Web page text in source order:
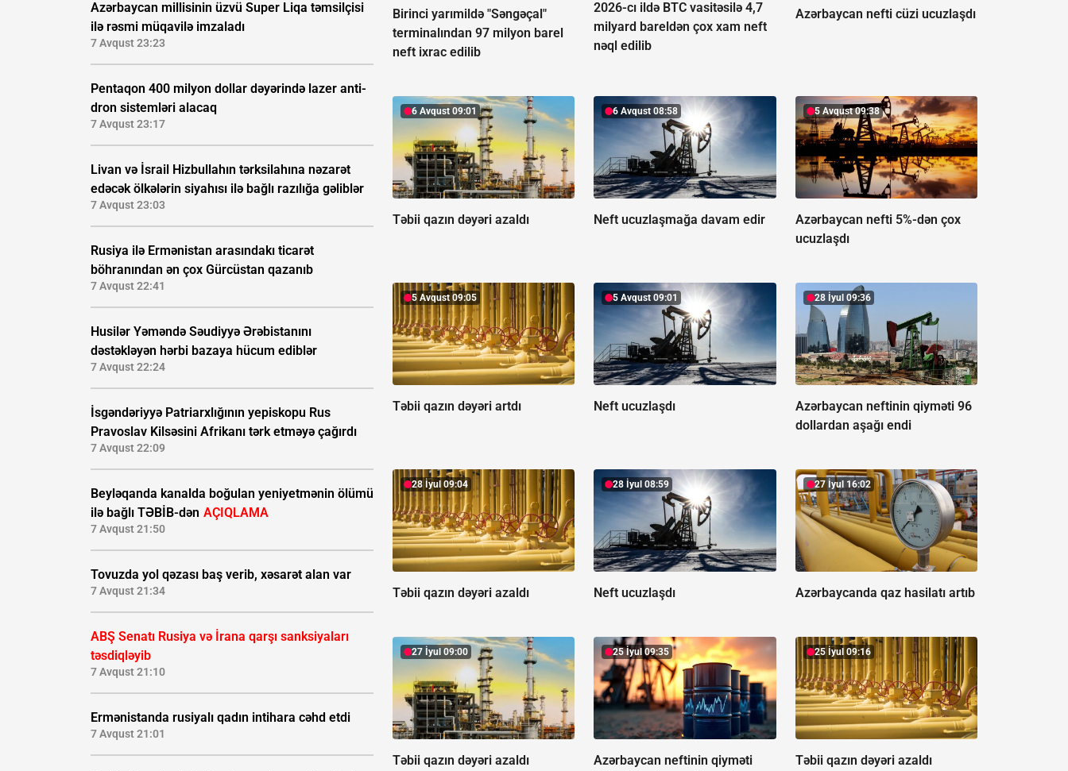
Azərbaycan millisinin üzvü Super Liqa təmsilçisi
ilə rəsmi müqavilə imzaladı
7 Avqust 23:23
Pentaqon 400 milyon dollar dəyərində lazer anti-
dron sistemləri alacaq
7 Avqust 23:17
Livan və İsrail Hizbullahın tərksilahına nəzarət
edəcək ölkələrin siyahısı ilə bağlı razılığa gəliblər
7 Avqust 23:03
Rusiya ilə Ermənistan arasındakı ticarət
böhranından ən çox Gürcüstan qazanıb
7 Avqust 22:41
Husilər Yəməndə Səudiyyə Ərəbistanını
dəstəkləyən hərbi bazaya hücum ediblər
7 Avqust 22:24
İsgəndəriyyə Patriarxlığının yepiskopu Rus
Pravoslav Kilsəsini Afrikanı tərk etməyə çağırdı
7 Avqust 22:09
Beyləqanda kanalda boğulan yeniyetmənin ölümü
ilə bağlı TƏBİB-dən AÇIQLAMA
7 Avqust 21:50
Tovuzda yol qəzası baş verib, xəsarət alan var
7 Avqust 21:34
ABŞ Senatı Rusiya və İrana qarşı sanksiyaları
təsdiqləyib
7 Avqust 21:10
Ermənistanda rusiyalı qadın intihara cəhd etdi
7 Avqust 21:01
Birinci yarımildə "Səngəçal"
terminalından 97 milyon barel
neft ixrac edilib
2026-cı ildə BTC vasitəsilə 4,7
milyard bareldən çox xam neft
nəql edilib
Azərbaycan nefti cüzi ucuzlaşdı
6 Avqust 09:01
Təbii qazın dəyəri azaldı
6 Avqust 08:58
Neft ucuzlaşmağa davam edir
5 Avqust 09:38
Azərbaycan nefti 5%-dən çox
ucuzlaşdı
5 Avqust 09:05
Təbii qazın dəyəri artdı
5 Avqust 09:01
Neft ucuzlaşdı
28 İyul 09:36
Azərbaycan neftinin qiyməti 96
dollardan aşağı endi
28 İyul 09:04
Təbii qazın dəyəri azaldı
28 İyul 08:59
Neft ucuzlaşdı
27 İyul 16:02
Azərbaycanda qaz hasilatı artıb
27 İyul 09:00
Təbii qazın dəyəri azaldı
25 İyul 09:35
Azərbaycan neftinin qiyməti
25 İyul 09:16
Təbii qazın dəyəri azaldı